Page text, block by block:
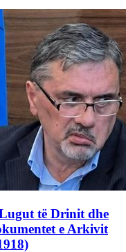
të Drinit dhe
e Arkivit